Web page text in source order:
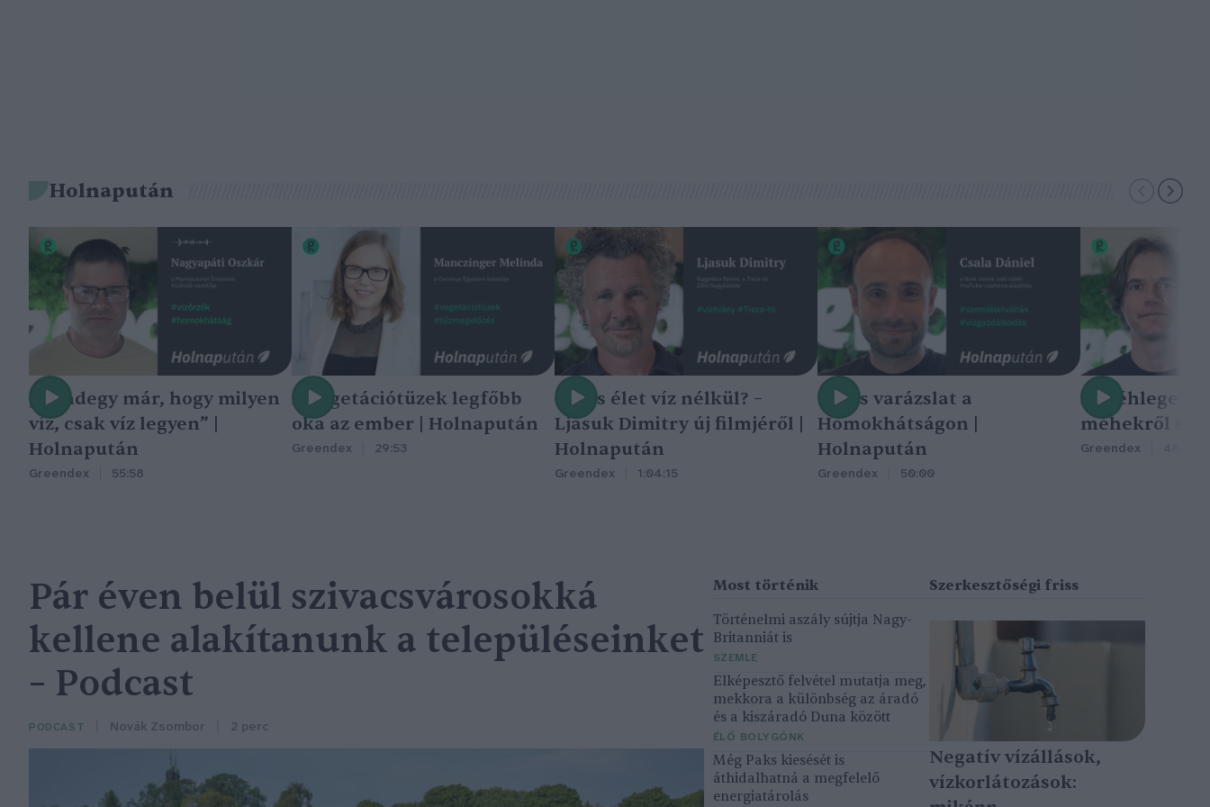
Holnapután
„Mindegy már, hogy milyen
víz, csak víz legyen” |
Holnapután
Greendex 55:58
A vegetációtüzek legfőbb
oka az ember | Holnapután
Greendex 29:53
Nincs élet víz nélkül? –
Ljasuk Dimitry új filmjéről |
Holnapután
Greendex 1:04:15
Nincs varázslat a
Homokhátságon |
Holnapután
Greendex 50:00
A méhlegelő
méhekről
Greendex
Pár éven belül szivacsvárosokká
kellene alakítanunk a településeinket
– Podcast
PODCAST Novák Zsombor 2 perc
Történelmi aszály sújtja Nagy-
Britanniát is
SZEMLE
Elképesztő felvétel mutatja meg,
mekkora a különbség az áradó
és a kiszáradó Duna között
ÉLŐ BOLYGÓNK
Még Paks kiesését is
áthidalhatná a megfelelő
energiatárolás
Negatív vízállások,
vízkorlátozások: